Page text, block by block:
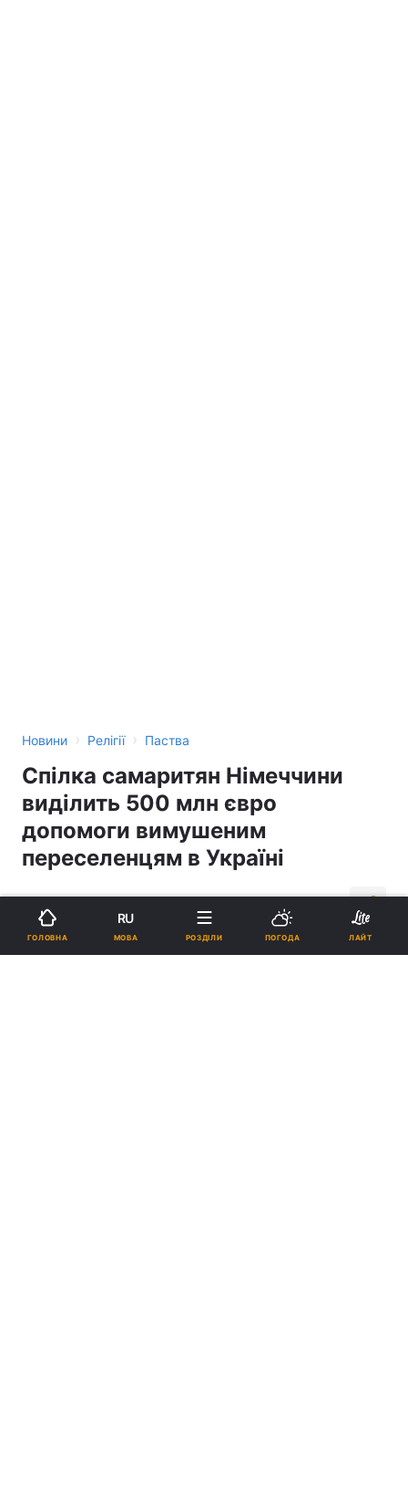
Новини › Релігії › Паства
Спілка самаритян Німеччини
виділить 500 млн євро
допомоги вимушеним
переселенцям в Україні
Підпишіться на нас в Google
ГОЛОВНА
RU
МОВА РОЗДІЛИ ПОГОДА ЛАЙТ